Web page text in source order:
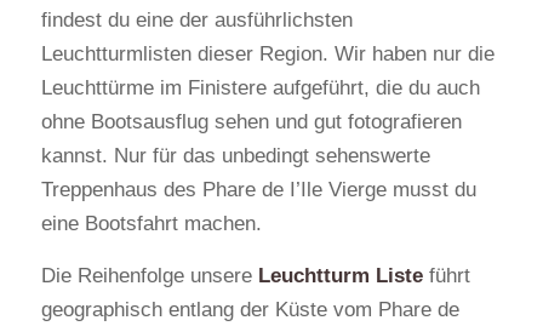
findest du eine der ausführlichsten
Leuchtturmlisten dieser Region. Wir haben nur die
Leuchttürme im Finistere aufgeführt, die du auch
ohne Bootsausflug sehen und gut fotografieren
kannst. Nur für das unbedingt sehenswerte
Treppenhaus des Phare de I’Ile Vierge musst du
eine Bootsfahrt machen.
Die Reihenfolge unsere Leuchtturm Listeführt
geographisch entlang der Küste vom Phare de